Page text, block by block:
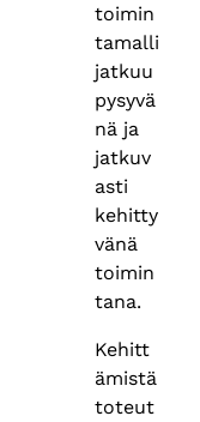
toimin
tamalli
jatkuu
pysyvä
nä ja
jatkuv
asti
kehitty
vänä
toimin
tana.
Kehitt
ämistä
toteut